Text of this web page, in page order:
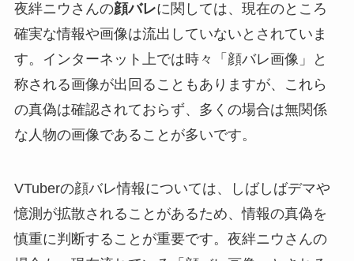
夜絆ニウさんの顔バレに関しては、現在のところ
確実な情報や画像は流出していないとされていま
す。インターネット上では時々「顔バレ画像」と
称される画像が出回ることもありますが、これら
の真偽は確認されておらず、多くの場合は無関係
な人物の画像であることが多いです。
VTuberの顔バレ情報については、しばしばデマや
憶測が拡散されることがあるため、情報の真偽を
慎重に判断することが重要です。夜絆ニウさんの